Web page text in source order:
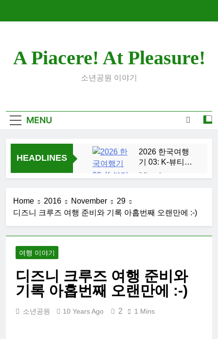
A Piacere! At Pleasure!
소년공원 이야기
MENU
HEADLINES
2026 한국여행
기 03: K-뷰티를
만끽하다
7 Days Ago
복
2 Weeks Ago
2026 한국여행
만난 날
3 Weeks Ago
코난군의 고등
학교 졸업식
2 Months Ago
Home 2016 November
29
디즈니 크루즈 여행 준비와 기록 아홉번째 오랜만에 :-)
여행 이야기
디즈니 크루즈 여행 준비와
기록 아홉번째 오랜만에 :-)
소년공원 10 Years Ago 2 1 Mins